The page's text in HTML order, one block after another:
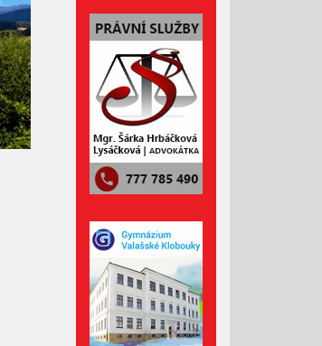
Srpen 2022
Červenec 2022
Červen 2022
Květen 2022
Duben 2022
Březen 2022
Leden 2022
Prosinec 2021
Listopad 2021
Říjen 2021
Září 2021
Srpen 2021